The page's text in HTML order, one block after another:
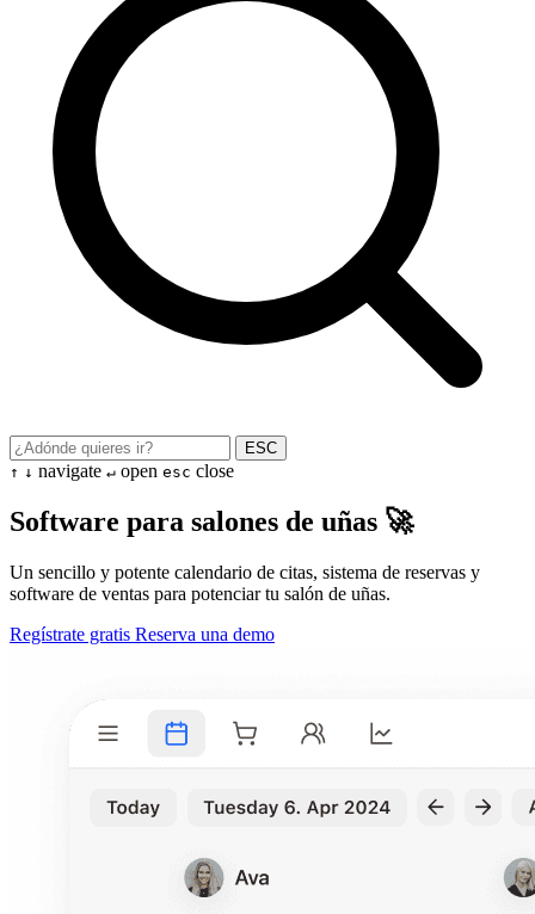
ESC
↑ ↓ navigate ↵ open esc close
Software para salones de uñas 🚀
Un sencillo y potente calendario de citas, sistema de reservas y
software de ventas para potenciar tu salón de uñas.
Regístrate gratis Reserva una demo